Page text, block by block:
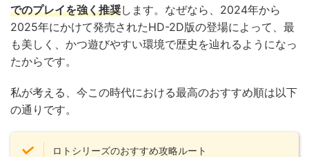
でのプレイを強く推奨します。なぜなら、2024年から
2025年にかけて発売されたHD-2D版の登場によって、最
も美しく、かつ遊びやすい環境で歴史を辿れるようになっ
たからです。
私が考える、今この時代における最高のおすすめ順は以下
の通りです。
ロトシリーズのおすすめ攻略ルート